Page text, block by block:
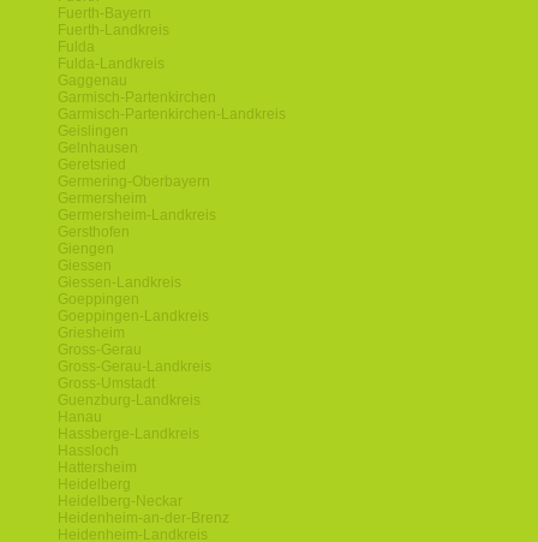
Fuerth-Bayern
Fuerth-Landkreis
Fulda
Fulda-Landkreis
Gaggenau
Garmisch-Partenkirchen
Garmisch-Partenkirchen-Landkreis
Geislingen
Gelnhausen
Geretsried
Germering-Oberbayern
Germersheim
Germersheim-Landkreis
Gersthofen
Giengen
Giessen
Giessen-Landkreis
Goeppingen
Goeppingen-Landkreis
Griesheim
Gross-Gerau
Gross-Gerau-Landkreis
Gross-Umstadt
Guenzburg-Landkreis
Hanau
Hassberge-Landkreis
Hassloch
Hattersheim
Heidelberg
Heidelberg-Neckar
Heidenheim-an-der-Brenz
Heidenheim-Landkreis